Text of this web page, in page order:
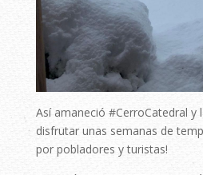
Así amaneció #CerroCatedral y
disfrutar unas semanas de
por pobladores y turistas!